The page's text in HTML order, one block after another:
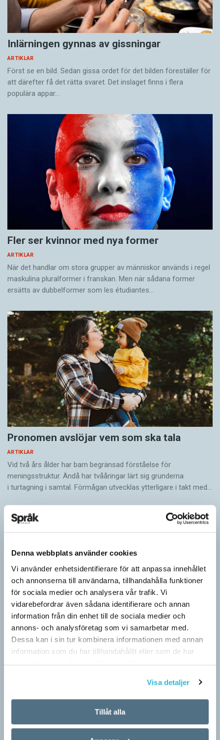
Denna webbplats använder cookies
Vi använder enhetsidentifierare för att anpassa innehållet
och annonserna till användarna, tillhandahålla funktioner
för sociala medier och analysera vår trafik. Vi
vidarebefordrar även sådana identifierare och annan
information från din enhet till de sociala medier och
annons- och analysföretag som vi samarbetar med.
Dessa kan i sin tur kombinera informationen med annan
information som du har tillhandahållit eller som de har
samlat in när du har använt deras tjänster.
Visa detaljer
Tillåt alla
Inlärningen gynnas av gissningar
ARTIKLAR
Först se en bild. Sedan gissa ordet för det bilden föreställer för
att därefter få det rätta svaret. Det inslaget finns i flera
populära appar…
Fler ser kvinnor med nya former
ARTIKLAR
När det handlar om stora grupper av människor används i regel
maskulina pluralformer i franskan. Men när sådana ­former
ersätts av dubbel­former som les étudiantes…
Pronomen avslöjar vem som ska tala
ARTIKLAR
Vid två års ålder har barn begränsad förståelse för
meningsstruktur. Ändå har tvååringar lärt sig grunderna
i turtagning i samtal. Förmågan utvecklas ytterligare i takt med…
Hundfiskare vill få någon på kroken
ARTIKLAR